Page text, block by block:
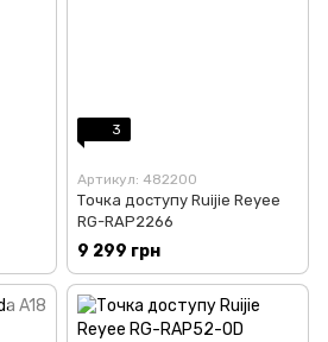
3
Артикул: 482200
Точка доступу Ruijie Reyee
RG-RAP2266
9 299 грн